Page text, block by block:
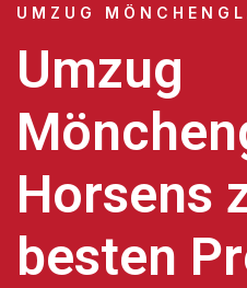
UMZUG
Umzug
Horsens
besten